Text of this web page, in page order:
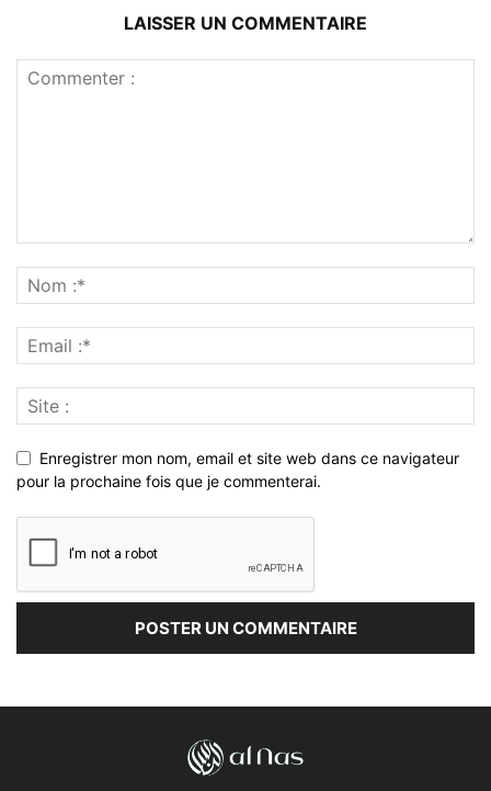
LAISSER UN COMMENTAIRE
Enregistrer mon nom, email et site web dans ce navigateur
pour la prochaine fois que je commenterai.